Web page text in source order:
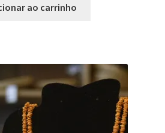
ao carrinho